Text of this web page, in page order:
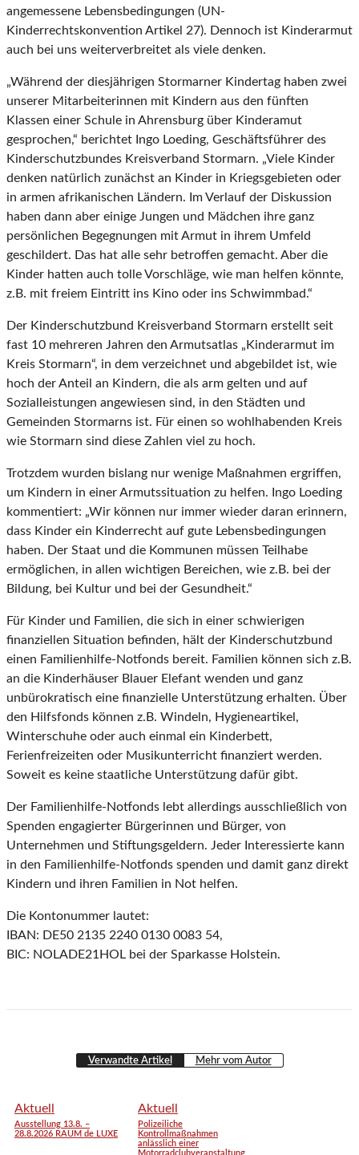
angemessene Lebensbedingungen (UN-
Kinderrechtskonvention Artikel 27). Dennoch ist Kinderarmut
auch bei uns weiterverbreitet als viele denken.
„Während der diesjährigen Stormarner Kindertag haben zwei
unserer Mitarbeiterinnen mit Kindern aus den fünften
Klassen einer Schule in Ahrensburg über Kinderamut
gesprochen,“ berichtet Ingo Loeding, Geschäftsführer des
Kinderschutzbundes Kreisverband Stormarn. „Viele Kinder
denken natürlich zunächst an Kinder in Kriegsgebieten oder
in armen afrikanischen Ländern. Im Verlauf der Diskussion
haben dann aber einige Jungen und Mädchen ihre ganz
persönlichen Begegnungen mit Armut in ihrem Umfeld
geschildert. Das hat alle sehr betroffen gemacht. Aber die
Kinder hatten auch tolle Vorschläge, wie man helfen könnte,
z.B. mit freiem Eintritt ins Kino oder ins Schwimmbad.“
Der Kinderschutzbund Kreisverband Stormarn erstellt seit
fast 10 mehreren Jahren den Armutsatlas „Kinderarmut im
Kreis Stormarn“, in dem verzeichnet und abgebildet ist, wie
hoch der Anteil an Kindern, die als arm gelten und auf
Sozialleistungen angewiesen sind, in den Städten und
Gemeinden Stormarns ist. Für einen so wohlhabenden Kreis
wie Stormarn sind diese Zahlen viel zu hoch.
Trotzdem wurden bislang nur wenige Maßnahmen ergriffen,
um Kindern in einer Armutssituation zu helfen. Ingo Loeding
kommentiert: „Wir können nur immer wieder daran erinnern,
dass Kinder ein Kinderrecht auf gute Lebensbedingungen
haben. Der Staat und die Kommunen müssen Teilhabe
ermöglichen, in allen wichtigen Bereichen, wie z.B. bei der
Bildung, bei Kultur und bei der Gesundheit.“
Für Kinder und Familien, die sich in einer schwierigen
finanziellen Situation befinden, hält der Kinderschutzbund
einen Familienhilfe-Notfonds bereit. Familien können sich z.B.
an die Kinderhäuser Blauer Elefant wenden und ganz
unbürokratisch eine finanzielle Unterstützung erhalten. Über
den Hilfsfonds können z.B. Windeln, Hygieneartikel,
Winterschuhe oder auch einmal ein Kinderbett,
Ferienfreizeiten oder Musikunterricht finanziert werden.
Soweit es keine staatliche Unterstützung dafür gibt.
Der Familienhilfe-Notfonds lebt allerdings ausschließlich von
Spenden engagierter Bürgerinnen und Bürger, von
Unternehmen und Stiftungsgeldern. Jeder Interessierte kann
in den Familienhilfe-Notfonds spenden und damit ganz direkt
Kindern und ihren Familien in Not helfen.
Die Kontonummer lautet:
IBAN: DE50 2135 2240 0130 0083 54,
BIC: NOLADE21HOL bei der Sparkasse Holstein.
Verwandte Artikel Mehr vom Autor
Aktuell
Ausstellung 13.8. –
28.8.2026 RAUM de LUXE
Aktuell
Polizeiliche
Kontrollmaßnahmen
anlässlich einer
Motorradclubveranstaltung